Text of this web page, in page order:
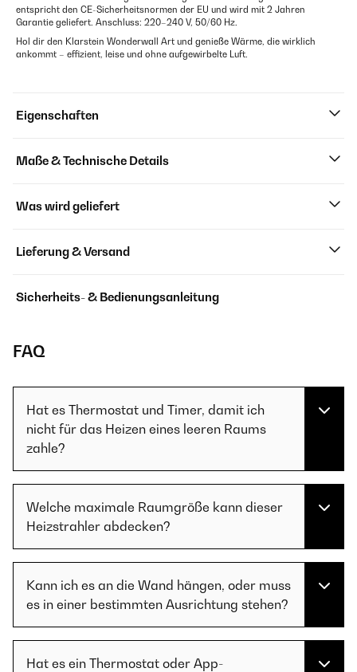
entspricht den CE-Sicherheitsnormen der EU und wird mit 2 Jahren
Garantie geliefert. Anschluss: 220–240 V, 50/60 Hz.
Hol dir den Klarstein Wonderwall Art und genieße Wärme, die wirklich
ankommt – effizient, leise und ohne aufgewirbelte Luft.
Eigenschaften
Maße & Technische Details
Was wird geliefert
Lieferung & Versand
Sicherheits- & Bedienungsanleitung
FAQ
Hat es Thermostat und Timer, damit ich
nicht für das Heizen eines leeren Raums
zahle?
Welche maximale Raumgröße kann dieser
Heizstrahler abdecken?
Kann ich es an die Wand hängen, oder muss
es in einer bestimmten Ausrichtung stehen?
Hat es ein Thermostat oder App-